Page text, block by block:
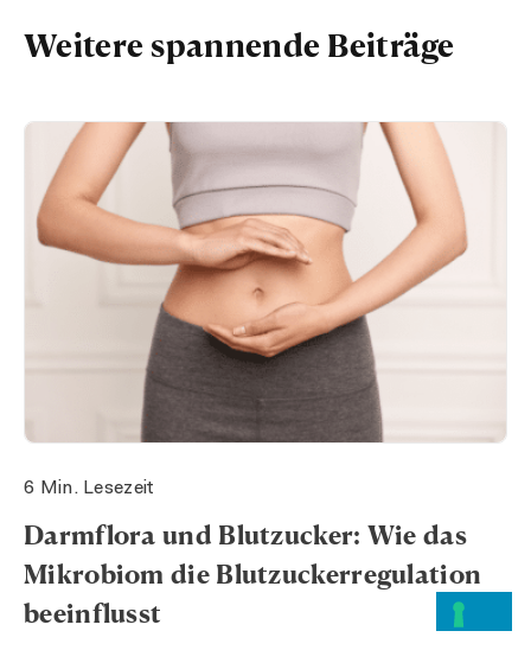
Weitere spannende Beiträge
Darmflora und Blutzucker: Wie das
Mikrobiom die Blutzuckerregulation
beeinflusst
6 Min. Lesezeit